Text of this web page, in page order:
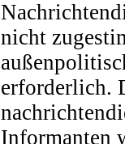
nicht
erforderlich.
Informanten